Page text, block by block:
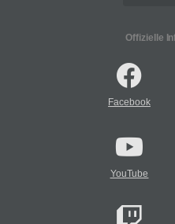
Offizielle
Facebook
YouTube